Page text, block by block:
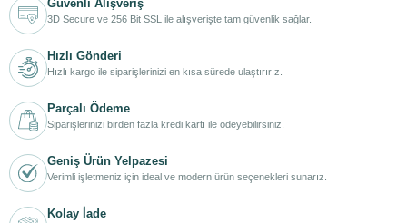
Güvenli Alışveriş
3D Secure ve 256 Bit SSL ile alışverişte tam güvenlik sağlar.
Hızlı Gönderi
Hızlı kargo ile siparişlerinizi en kısa sürede ulaştırırız.
Parçalı Ödeme
Siparişlerinizi birden fazla kredi kartı ile ödeyebilirsiniz.
Geniş Ürün Yelpazesi
Verimli işletmeniz için ideal ve modern ürün seçenekleri sunarız.
Kolay İade